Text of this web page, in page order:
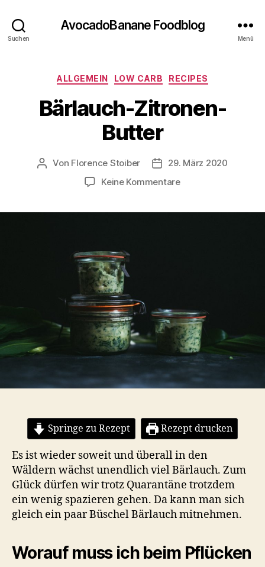
Suchen
AvocadoBanane Foodblog
Menü
Kategorien
ALLGEMEIN LOW CARB RECIPES
Bärlauch-Zitronen-
Butter
Beitragsautor
Von Florence Stoiber Veröffentlichungsdatum
29. März 2020
Keine Kommentarezu
Springe zu Rezept Rezept drucken
Es ist wieder soweit und überall in den
Wäldern wächst unendlich viel Bärlauch. Zum
Glück dürfen wir trotz Quarantäne trotzdem
ein wenig spazieren gehen. Da kann man sich
gleich ein paar Büschel Bärlauch mitnehmen.
Worauf muss ich beim Pflücken